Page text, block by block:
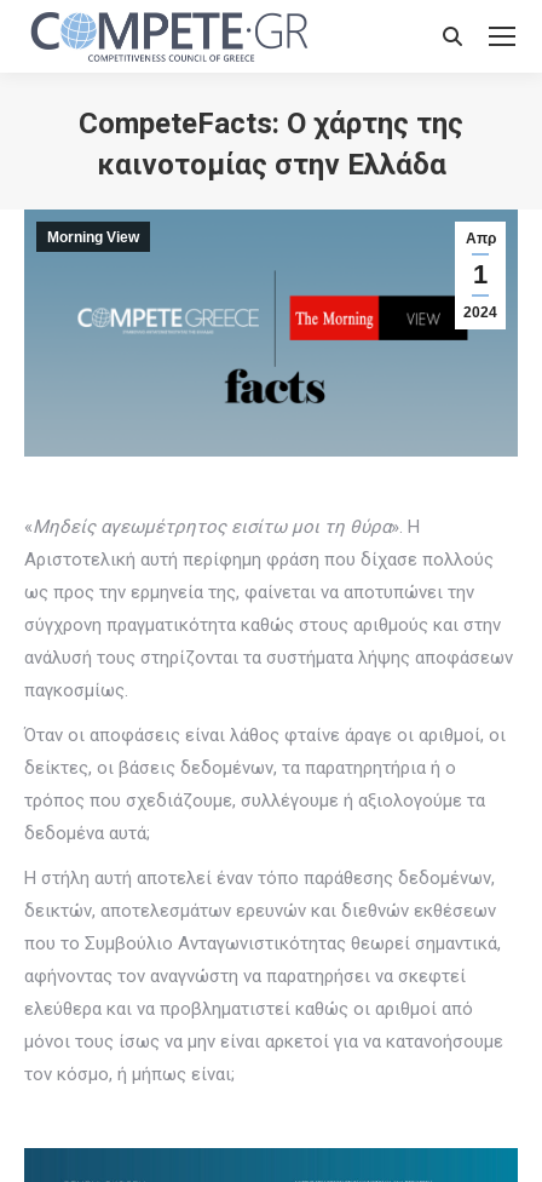
Search:
CompeteFacts: O χάρτης της
καινοτομίας στην Ελλάδα
Απρ
1
2024
Morning View
«Μηδείς αγεωμέτρητος εισίτω μοι τη θύρα». H
Αριστοτελική αυτή περίφημη φράση που δίχασε πολλούς
ως προς την ερμηνεία της, φαίνεται να αποτυπώνει την
σύγχρονη πραγματικότητα καθώς στους αριθμούς και στην
ανάλυσή τους στηρίζονται τα συστήματα λήψης αποφάσεων
παγκοσμίως.
Όταν οι αποφάσεις είναι λάθος φταίνε άραγε οι αριθμοί, οι
δείκτες, οι βάσεις δεδομένων, τα παρατηρητήρια ή ο
τρόπος που σχεδιάζουμε, συλλέγουμε ή αξιολογούμε τα
δεδομένα αυτά;
Η στήλη αυτή αποτελεί έναν τόπο παράθεσης δεδομένων,
δεικτών, αποτελεσμάτων ερευνών και διεθνών εκθέσεων
που το Συμβούλιο Ανταγωνιστικότητας θεωρεί σημαντικά,
αφήνοντας τον αναγνώστη να παρατηρήσει να σκεφτεί
ελεύθερα και να προβληματιστεί καθώς οι αριθμοί από
μόνοι τους ίσως να μην είναι αρκετοί για να κατανοήσουμε
τον κόσμο, ή μήπως είναι;